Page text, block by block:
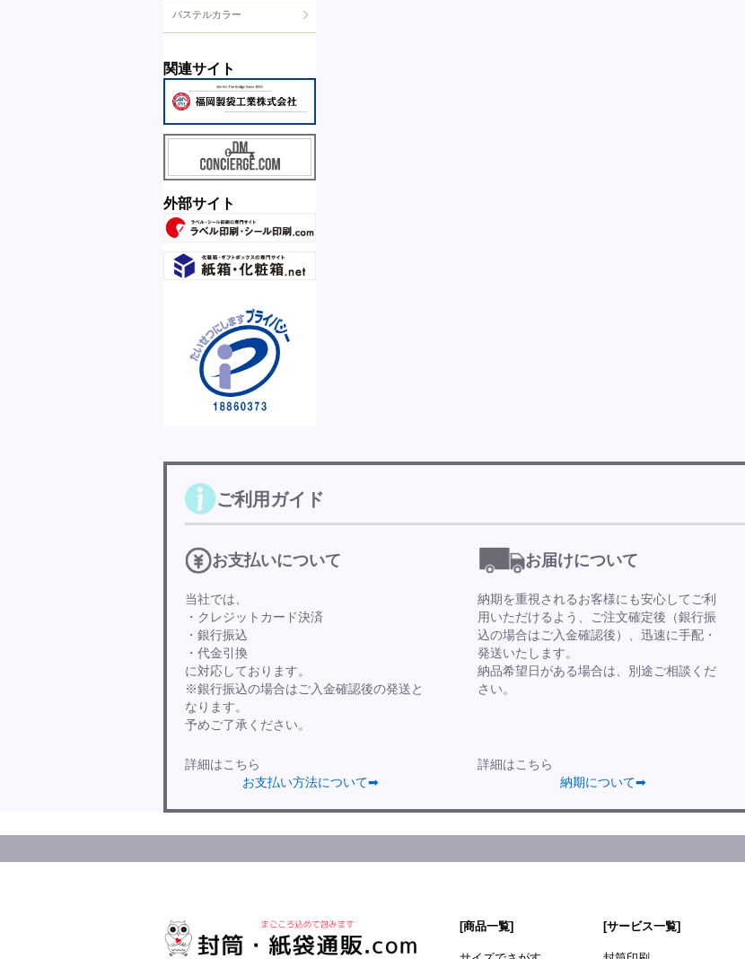
パステルカラー
関連サイト
外部サイト
ご利用ガイド
お支払いについて
当社では、
・クレジットカード決済
・銀行振込
・代金引換
に対応しております。
※銀行振込の場合はご入金確認後の発送と
なります。
予めご了承ください。
詳細はこちら
お支払い方法について➡
お届けについて
納期を重視されるお客様にも安心してご利
用いただけるよう、ご注文確定後（銀行振
込の場合はご入金確認後）、迅速に手配・
発送いたします。
納品希望日がある場合は、別途ご相談くだ
さい。
詳細はこちら
納期について➡
[商品一覧] [サービス一覧]